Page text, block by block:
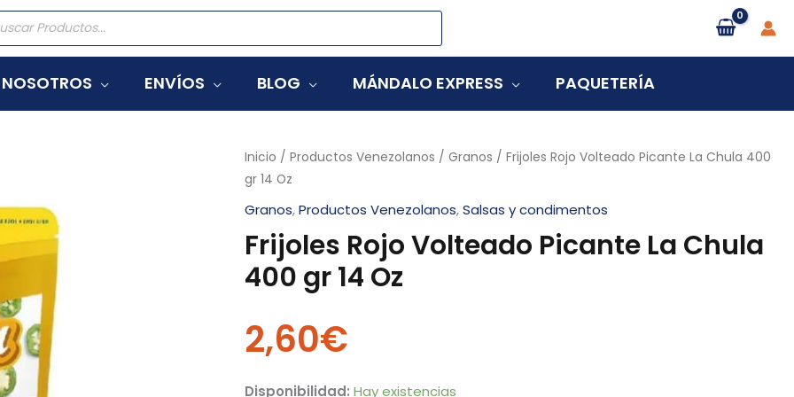
NOSOTROS ENVÍOS BLOG MÁNDALO EXPRESS PAQUETERÍA
Inicio /Productos Venezolanos /Granos / Frijoles Rojo Volteado Picante La Chula 400
gr 14 Oz
Granos,Productos Venezolanos,Salsas y condimentos
Frijoles Rojo Volteado Picante La Chula
400 gr 14 Oz
2,60€
Disponibilidad: Hay existencias
Frijoles
Rojo
Volteado
Picante
La
Chula
gr
14